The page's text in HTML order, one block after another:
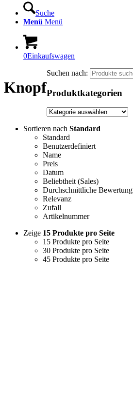
Suche
Menü Menü
0Einkaufswagen
Knopf
Sortieren nach Standard
Standard
Benutzerdefiniert
Name
Preis
Datum
Beliebtheit (Sales)
Durchschnittliche Bewertung
Relevanz
Zufall
Artikelnummer
Zeige 15 Produkte pro Seite
15 Produkte pro Seite
30 Produkte pro Seite
45 Produkte pro Seite
Suchen nach:
Produktkategorien